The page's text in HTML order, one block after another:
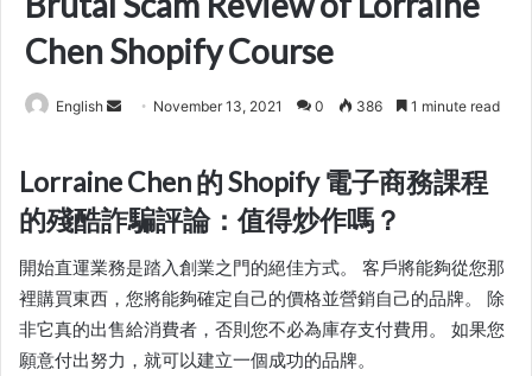
Chen Shopify Course
English
Send November 13, 2021 0 386 1 minute read
Lorraine Chen 的 Shopify 電子商務課程
的殘酷詐騙評論：值得炒作嗎？
開始直運業務是踏入創業之門的絕佳方式。 客戶將能夠從您那
裡購買東西，您將能夠確定自己的價格並營銷自己的品牌。 除
非它真的出售給消費者，否則您不必為庫存支付費用。 如果您
願意付出努力，就可以建立一個成功的品牌。